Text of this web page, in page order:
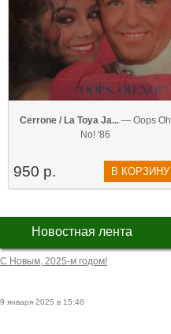
Cerrone / La Toya Ja...— Oops Oh
No! '86
950 р. В КОРЗИНУ
Новостная лента
С Новым, 2025-м годом!
9 января 2025 в 15:46